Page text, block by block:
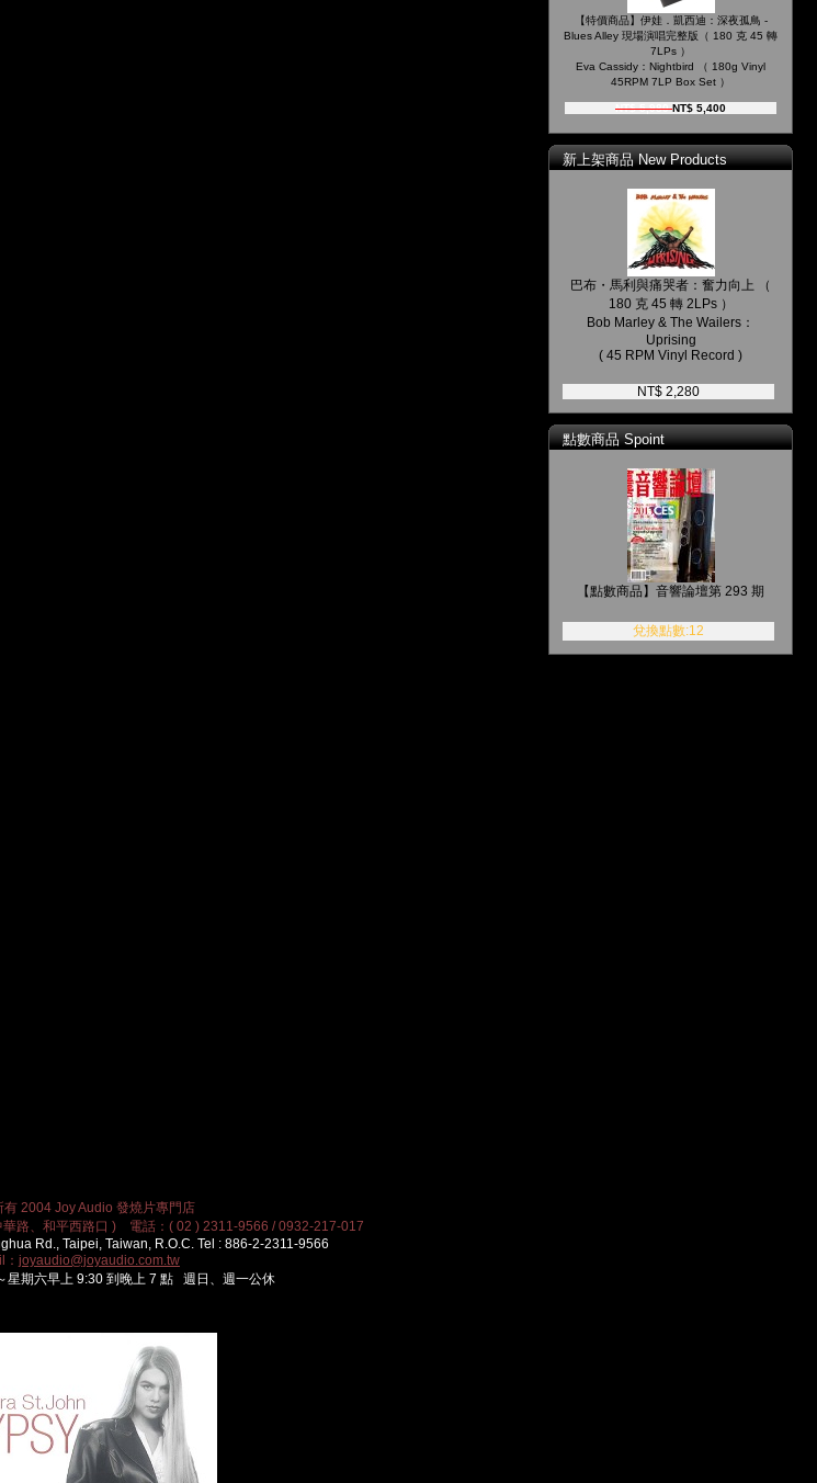
【特價商品】伊娃．凱西迪：深夜孤鳥 -
Blues Alley 現場演唱完整版（ 180 克 45 轉
7LPs ）
Eva Cassidy：Nightbird （ 180g Vinyl
45RPM 7LP Box Set ）
NT$ 5,980NT$ 5,400
新上架商品 New Products
巴布・馬利與痛哭者：奮力向上 （
180 克 45 轉 2LPs ）
Bob Marley & The Wailers：
Uprising
( 45 RPM Vinyl Record )
NT$ 2,280
點數商品 Spoint
【點數商品】音響論壇第 293 期
兌換點數:12
有 2004 Joy Audio 發燒片專門店
華路、和平西路口 ) 電話：( 02 ) 2311-9566 / 0932-217-017
Rd., Taipei, Taiwan, R.O.C. Tel : 886-2-2311-9566
joyaudio@joyaudio.com.tw
星期六早上 9:30 到晚上 7 點 週日、週一公休